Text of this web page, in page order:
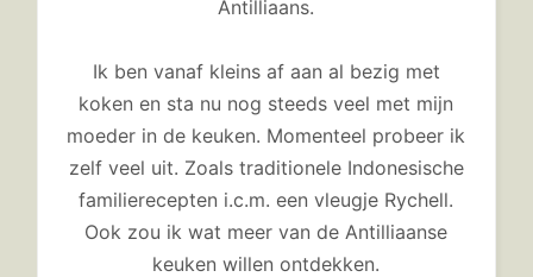
Antilliaans.
Ik ben vanaf kleins af aan al bezig met
koken en sta nu nog steeds veel met mijn
moeder in de keuken. Momenteel probeer ik
zelf veel uit. Zoals traditionele Indonesische
familierecepten i.c.m. een vleugje Rychell.
Ook zou ik wat meer van de Antilliaanse
keuken willen ontdekken.